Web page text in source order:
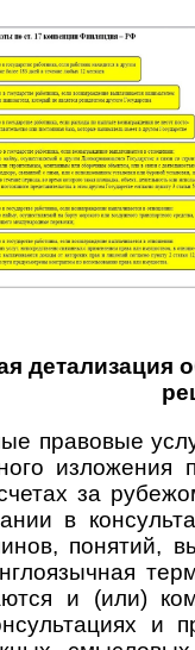
детализация
правовые
за
в
понятий,
и (или)
и